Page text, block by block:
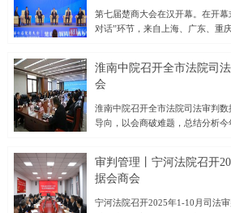
牧领域十余载，“鼎汇”牌饲料、
售网络覆盖黑龙江区域。在与企业
（草案）》等重要文件。会议还
单，并公布了第一届理事会、负责
础。新当选的会长青岛蒙记牧业
辞中表示，山东省锡林郭勒商会将
力发展”的宗旨，积极搭建鲁蒙两
鲁锡林郭勒籍企业家的合作共赢
展贡献力量。山东省锡林郭勒商
合、
第七届楚商大会在汉开幕。在开
对话”环节，来自上海、广东、重
建成中部地区崛起重要战略支点
与管理学院副院长、武汉大学中国
教授发表了题为《湖北民营经济
演讲。罗知教授援引数据指出，
领头羊作用，而民营经济已成为
是湖北发展有根产业优势突出；
新；三是百万大学生是数字时代逆
生态，为中小企业提供公平竞争
淮南中院召开全市法院司
会
淮南中院召开全市法院司法审判
导向，以会商破难题，总结分析今
1-10月全市法院审判执行工作情
案相关情况，剖析当前工作中存在
目标和改进举措。市中院各分管
作。潘晓晖强调，全市法院要紧
审判管理丨宁河法院召开
据会商会
宁河法院召开2025年1-10月司法